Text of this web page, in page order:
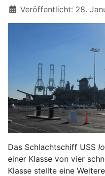
Details
Veröffentlicht: 28.
Das Schlachtschiff USS
einer Klasse von vier
Klasse stellte eine